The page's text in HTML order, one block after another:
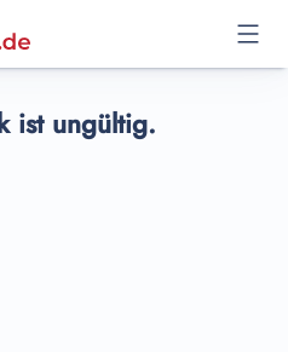
ist ungültig.